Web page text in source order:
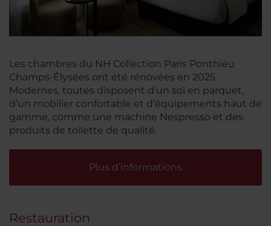
Les chambres du NH Collection Paris Ponthieu
Champs-Élysées ont été rénovées en 2025.
Modernes, toutes disposent d’un sol en parquet,
d’un mobilier confortable et d’équipements haut de
gamme, comme une machine Nespresso et des
produits de toilette de qualité.
Plus d’informations
Restauration